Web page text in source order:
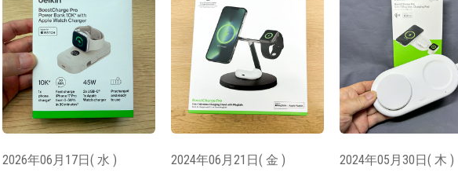
2026年06月17日( 水 ) 2024年06月21日( 金 ) 2024年05月30日( 木 )